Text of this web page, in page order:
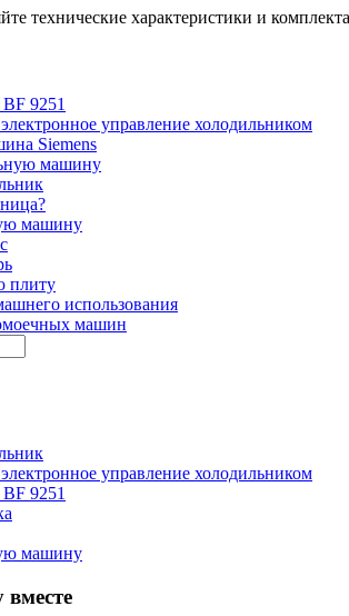
технические характеристики и
9251
управление холодильником
Siemens
машину
машину
плиту
использования
машин
управление холодильником
9251
машину